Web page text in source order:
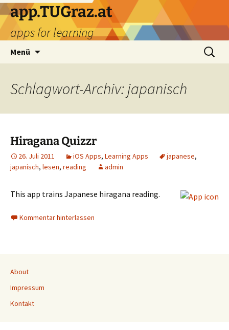
Zum
Inhalt
springen
app.TUGraz.at
apps for learning
Menü
Suchen
nach:
Schlagwort-Archiv: japanisch
Hiragana Quizzr
26. Juli 2011 iOS Apps, Learning Apps japanese,
japanisch, lesen, reading admin
This app trains Japanese hiragana reading.
Kommentar hinterlassen
About
Impressum
Kontakt